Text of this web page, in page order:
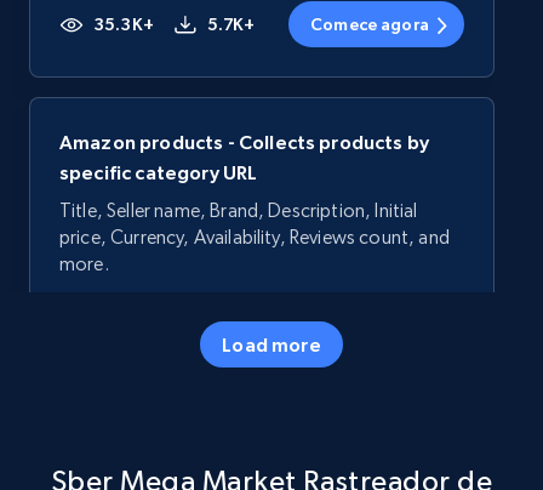
35.3K+ 5.7K+ Comece agora
Amazon products - Collects products by
specific category URL
Title, Seller name, Brand, Description, Initial
price, Currency, Availability, Reviews count, and
more.
5.7K+ Comece agora
specific keywords
Load more
Sber Mega Market Rastreador de